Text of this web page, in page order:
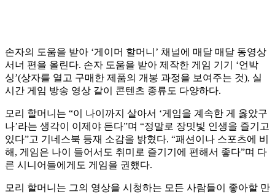
손자의 도움을 받아 ‘게이머 할머니’ 채널에 매달 매달 동영상
서너 편을 올린다. 손자 도움을 받아 제작한 게임 기기 ‘언박
싱’(상자를 열고 구매한 제품의 개봉 과정을 보여주는 것), 실
시간 게임 방송 영상 같이 콘텐츠 종류도 다양하다.
모리 할머니는 “이 나이까지 살아서 ‘게임을 계속한 게 옳았구
나’라는 생각이 이제야 든다”며 “정말로 장밋빛 인생을 즐기고
있다”고 기네스북 등재 소감을 밝혔다. “패션이나 스포츠에 비
해, 게임은 나이 들어서도 취미로 즐기기에 편해서 좋다”며 다
른 시니어들에게도 게임을 권했다.
모리 할머니는 그의 영상을 시청하는 모든 사람들이 좋아할 만